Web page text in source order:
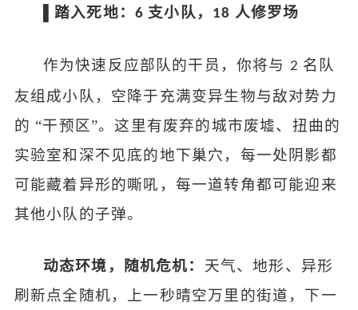
▌踏入死地： 6支小队， 18 人修罗场
作为快速反应部队的干员，你将与 2 名队
友组成小队，空降于充满变异生物与敌对势力
的 “干预区”。这里有废弃的城市废墟、扭曲的
实验室和深不见底的地下巢穴，每一处阴影都
可能藏着异形的嘶吼，每一道转角都可能迎来
其他小队的子弹。
动态环境，随机危机： 天气、地形、异形
刷新点全随机，上一秒晴空万里的街道，下一